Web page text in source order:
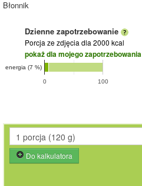
Błonnik
Dzienne zapotrzebowanie
Porcja ze zdjęcia dla 2000 kcal
pokaż dla mojego zapotrzebowania
0 100
energia (7 %)
Do kalkulatora